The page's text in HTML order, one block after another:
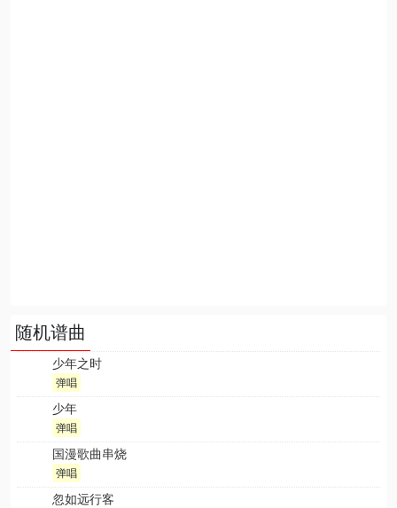
随机谱曲
少年之时
弹唱
少年
弹唱
国漫歌曲串烧
弹唱
忽如远行客